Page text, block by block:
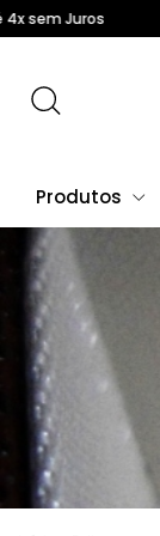
Frete Grátis - Nas
Produtos